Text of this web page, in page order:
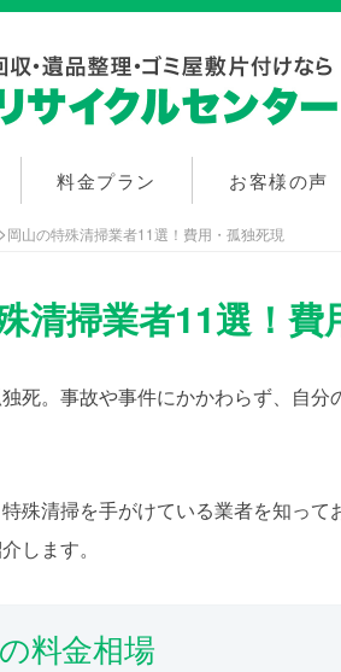
料金プラン お客様の声
>岡山の特殊清掃業者11選！費用・孤独死現
清掃業者11選！
死。事故や事件にかかわらず、自
殊清掃を手がけている業者を知っ
します。
料金相場